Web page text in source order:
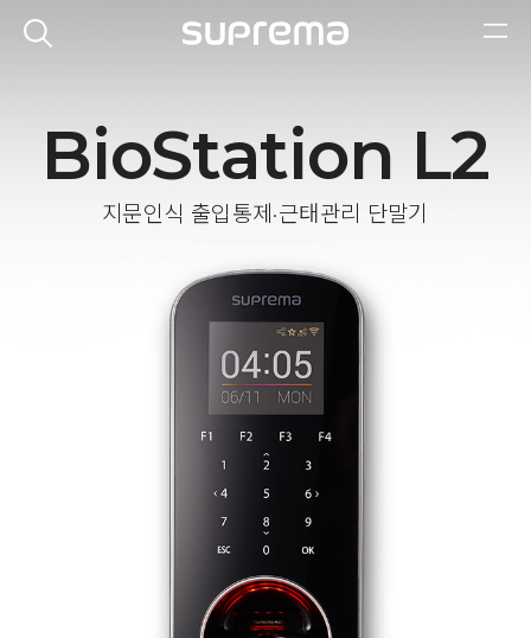
BioStation L2
지문인식 출입통제·근태관리 단말기